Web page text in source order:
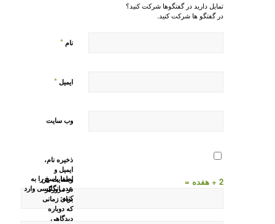
تمایل دارید در گفتگوها شرکت کنید؟
در گفتگو ها شرکت کنید.
نام *
ایمیل *
وب‌ سایت
ذخیره نام،
ایمیل و
وبسایت من
در مرورگر
برای زمانی
که دوباره
دیدگاهی
لطفا پاسخ را به
عدد انگلیسی وارد
کنید:
2 + هفده =